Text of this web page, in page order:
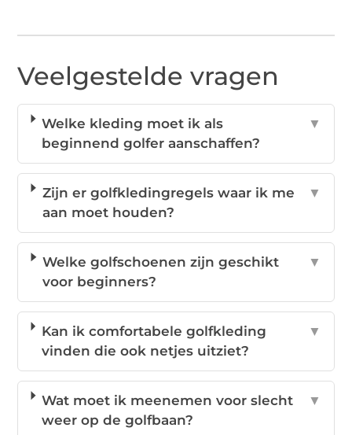
Veelgestelde vragen
Welke kleding moet ik als
beginnend golfer aanschaffen?
▼
Zijn er golfkledingregels waar ik me
aan moet houden?
▼
Welke golfschoenen zijn geschikt
voor beginners?
▼
Kan ik comfortabele golfkleding
vinden die ook netjes uitziet?
▼
Wat moet ik meenemen voor slecht
weer op de golfbaan?
▼